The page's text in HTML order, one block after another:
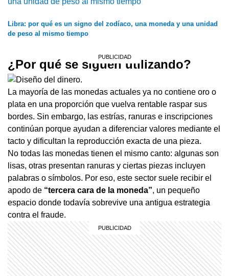
Libra: por qué es un signo del zodíaco, una moneda y una unidad
de peso al mismo tiempo
¿Por qué se siguen utilizando?
La mayoría de las monedas actuales ya no contiene oro o
plata en una proporción que vuelva rentable raspar sus
bordes. Sin embargo, las estrías, ranuras e inscripciones
continúan porque ayudan a diferenciar valores mediante el
tacto y dificultan la reproducción exacta de una pieza.
No todas las monedas tienen el mismo canto: algunas son
lisas, otras presentan ranuras y ciertas piezas incluyen
palabras o símbolos. Por eso, este sector suele recibir el
apodo de “tercera cara de la moneda”, un pequeño
espacio donde todavía sobrevive una antigua estrategia
contra el fraude.